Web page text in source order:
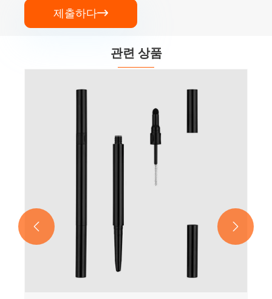
제출하다
관련 상품
 